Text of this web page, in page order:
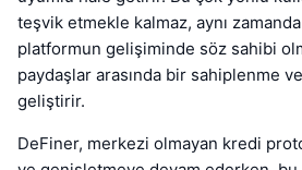
teşvik etmekle kalmaz, aynı zamanda
platformun gelişiminde söz sahibi
paydaşlar arasında bir sahiplenme
geliştirir.
DeFiner, merkezi olmayan kredi